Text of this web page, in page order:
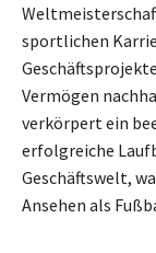
sportlichen
Vermögen
verkörpert ein
erfolgreiche
Geschäftswelt,
Ansehen als